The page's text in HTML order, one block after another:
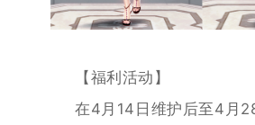
【福利活动】
在4月14日维护后至4月28